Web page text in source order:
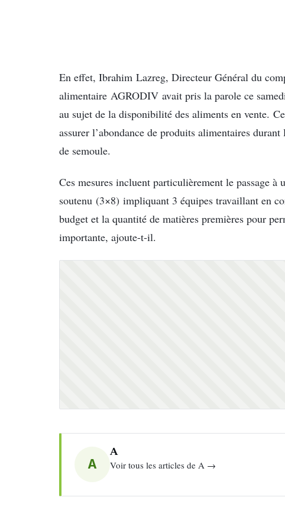
En effet, Ibrahim Lazreg, Directeur Général du
alimentaire AGRODIV avait pris la parole ce
au sujet de la disponibilité des aliments en vente.
assurer l’abondance de produits alimentaires
de semoule.
Ces mesures incluent particulièrement le passage
soutenu (3×8) impliquant 3 équipes travaillant en
budget et la quantité de matières premières pour
importante, ajoute-t-il.
A
A
Voir tous les articles de A →